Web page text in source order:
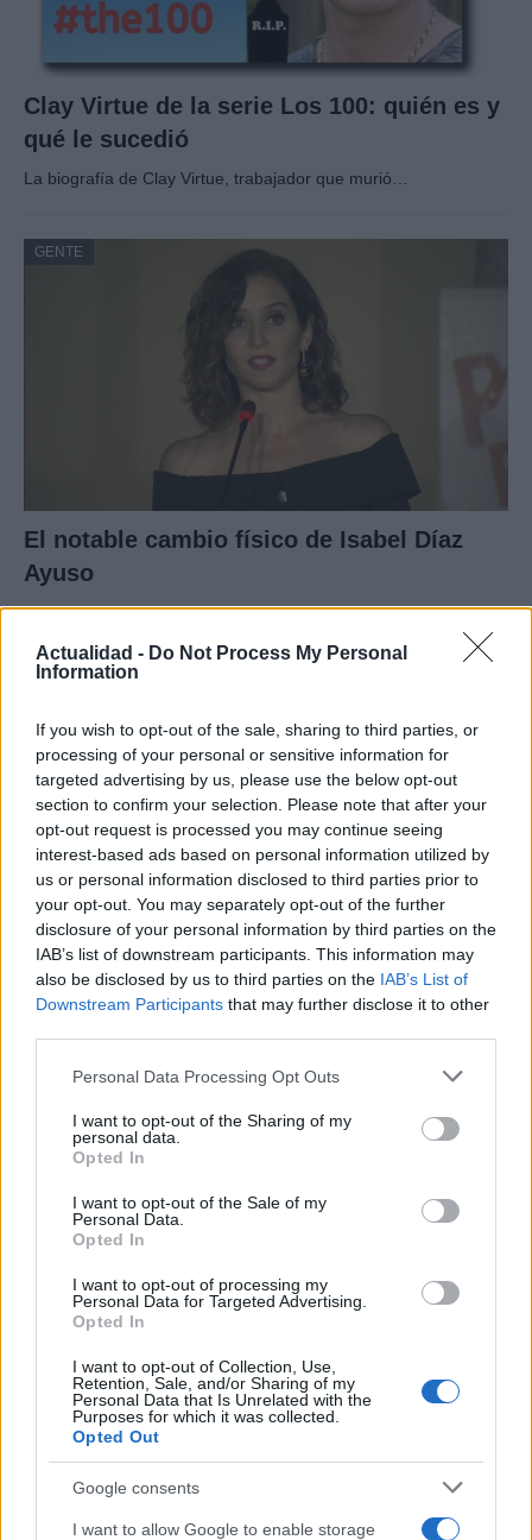
Actualidad - Do Not Process My Personal
Information
If you wish to opt-out of the sale, sharing to third parties, or
processing of your personal or sensitive information for
targeted advertising by us, please use the below opt-out
section to confirm your selection. Please note that after your
opt-out request is processed you may continue seeing
interest-based ads based on personal information utilized by
us or personal information disclosed to third parties prior to
your opt-out. You may separately opt-out of the further
disclosure of your personal information by third parties on the
IAB’s list of downstream participants. This information may
also be disclosed by us to third parties on the IAB’s List of
Downstream Participants that may further disclose it to other
Please note that this website/app uses one or more Google
not limited to your visit or usage behaviour. You may click to
grant or deny consent to Google and its third-party tags to
use your data for below specified purposes in below Google
consent section.
Personal Data Processing Opt Outs
I want to opt-out of the Sharing of my
personal data.
Opted In
I want to opt-out of the Sale of my
Personal Data.
Opted In
I want to opt-out of processing my
Personal Data for Targeted Advertising.
Opted In
I want to opt-out of Collection, Use,
Retention, Sale, and/or Sharing of my
Personal Data that Is Unrelated with the
Purposes for which it was collected.
Opted Out
Google consents
I want to allow Google to enable storage
Clay Virtue de la serie Los 100: quién es y
qué le sucedió
La biografía de Clay Virtue, trabajador que murió…
GENTE
El notable cambio físico de Isabel Díaz
Ayuso
En su regreso al trabajo al frente de…
¿Quién es Chad Boyce?: cómo murió
durante la serie Los 100
La biografía de Chad Boyce que había muerto…
GENTE
Hijo de Javier Gutiérrez: un campeón con
capacidades especiales
El hijo del actor Javier Gutiérrez, es Mateo,…